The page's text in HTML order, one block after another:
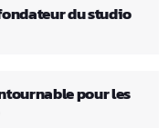
du studio
pour les